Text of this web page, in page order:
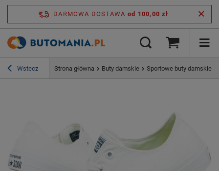
DARMOWA DOSTAWA od 100,00 zł
Wstecz Strona główna Buty damskie Sportowe buty damskie